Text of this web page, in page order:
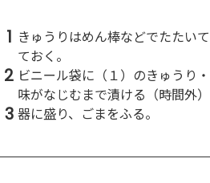
1 きゅうりはめん棒などでたたい
ておく。
2 ビニール袋に（１）のきゅうり
味がなじむまで漬ける（時間外）
3 器に盛り、ごまをふる。